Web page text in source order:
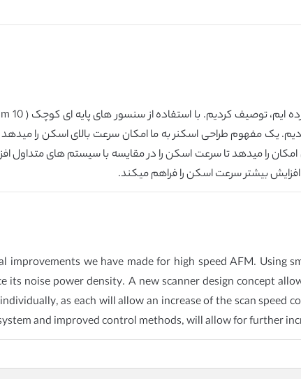
را میدهد تا سرعت اسکن را در مقایسه با سیستم های متداول
improvements we have made for high speed AFM. Using
noise power density. A new scanner design concept
as each will allow an increase of the scan
and improved control methods, will allow for further